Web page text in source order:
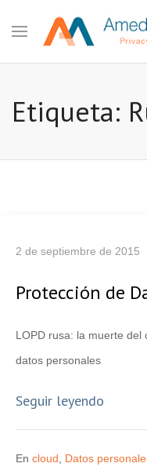
Etiqueta:
2 de septiembre de 2015
Protección de
LOPD rusa: la muerte del
datos personales
Seguir leyendo
En cloud Datos